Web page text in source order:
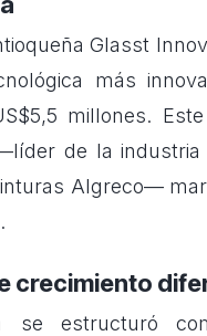
Glasst
más
millones.
de la
Algreco—
crecimiento
se estructuró